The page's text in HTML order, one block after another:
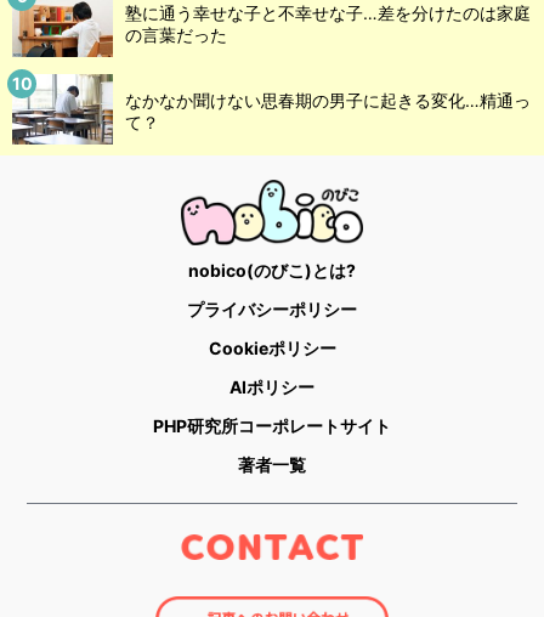
塾に通う幸せな子と不幸せな子…差を分けたのは家庭
の言葉だった
なかなか聞けない思春期の男子に起きる変化…精通っ
て？
nobico(のびこ)とは?
プライバシーポリシー
Cookieポリシー
AIポリシー
PHP研究所コーポレートサイト
著者一覧